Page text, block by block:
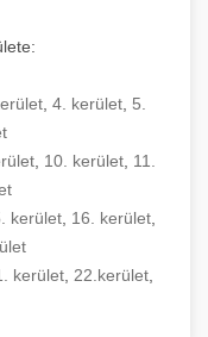
4. kerület 5.
, 10. kerület, 11.
kerület 16. kerület
kerület 22.kerület